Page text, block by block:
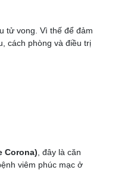
tử vong. Vì thế để đảm
cách phòng và điều trị
Corona) , đây là căn
viêm phúc mạc ở